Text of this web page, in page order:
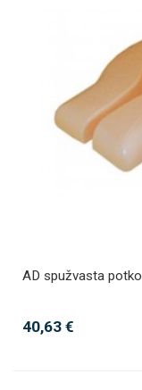
AD spužvasta
40,63 €